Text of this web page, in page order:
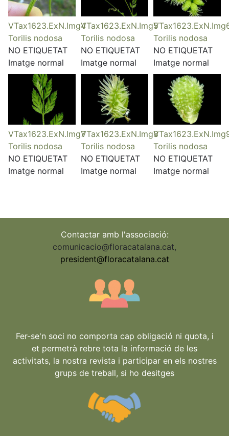
VTax1623.ExN.Img4
Torilis nodosa
NO ETIQUETAT
Imatge normal
VTax1623.ExN.Img5
Torilis nodosa
NO ETIQUETAT
Imatge normal
Torilis nodosa
NO ETIQUETAT
Imatge normal
VTax1623.ExN.Img7
Torilis nodosa
NO ETIQUETAT
Imatge normal
VTax1623.ExN.Img8
Torilis nodosa
NO ETIQUETAT
Imatge normal
Torilis nodosa
NO ETIQUETAT
Imatge normal
Contactar amb l'associació:
comunicacio@floracatalana.cat,
president@floracatalana.cat
Fer-se'n soci no comporta cap obligació ni quota, i
et permetrà rebre tota la informació de les
activitats, la nostra revista i participar en els nostres
grups de treball, si ho desitges